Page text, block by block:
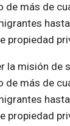
de más de
propiedad
la misión de
de más de
propiedad